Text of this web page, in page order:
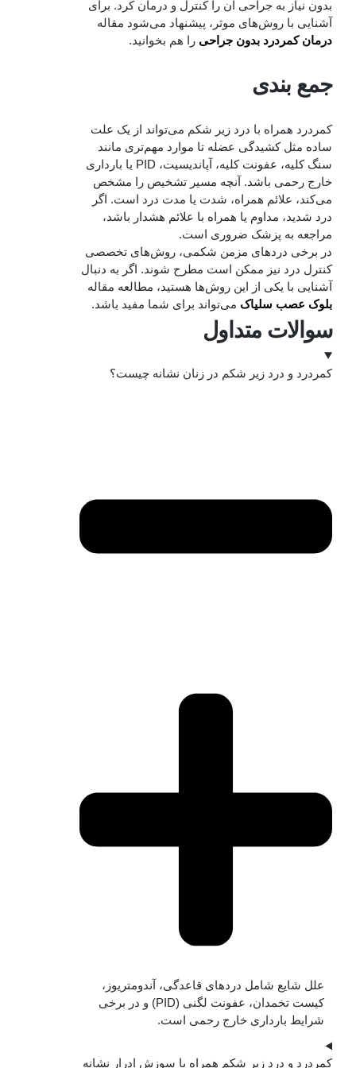
بدون نیاز به جراحی آن را کنترل و درمان کرد. برای
آشنایی با روش‌های موثر، پیشنهاد می‌شود مقاله
درمان کمردرد بدون جراحی را هم بخوانید.
جمع‌ بندی
کمردرد همراه با درد زیر شکم می‌تواند از یک علت
ساده مثل کشیدگی عضله تا موارد مهم‌تری مانند
سنگ کلیه، عفونت کلیه، آپاندیسیت، PID یا بارداری
خارج رحمی باشد. آنچه مسیر تشخیص را مشخص
می‌کند، علائم همراه، شدت یا مدت درد است. اگر
درد شدید، مداوم یا همراه با علائم هشدار باشد،
مراجعه به پزشک ضروری است.
در برخی دردهای مزمن شکمی، روش‌های تخصصی
کنترل درد نیز ممکن است مطرح شوند. اگر به دنبال
آشنایی با یکی از این روش‌ها هستید، مطالعه مقاله
بلوک عصب سلیاک می‌تواند برای شما مفید باشد.
سوالات متداول
کمردرد و درد زیر شکم در زنان نشانه چیست؟
علل شایع شامل دردهای قاعدگی، آندومتریوز،
کیست تخمدان، عفونت لگنی (PID) و در برخی
شرایط بارداری خارج رحمی است.
کمردرد و درد زیر شکم همراه با سوزش ادرار نشانه